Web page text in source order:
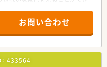
第2,4土曜日はお休みです)
い環境です
代男性薬局長、50代女性薬
お問い合わせ
433564